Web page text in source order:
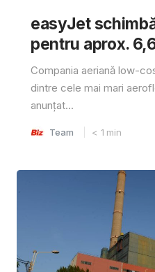
easyJet
pentru aprox.
Compania aeriană low-
dintre cele mai mari
anunțat...
Team < 1 min